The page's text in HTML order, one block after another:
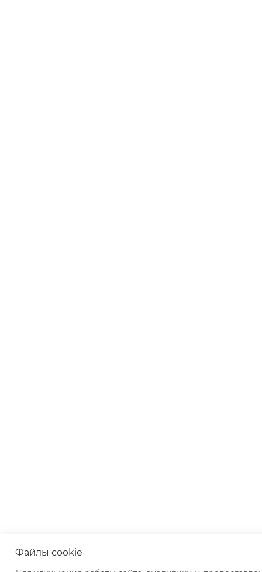
Файлы cookie